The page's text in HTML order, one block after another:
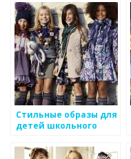
характером
Стильные образы для
детей школьного